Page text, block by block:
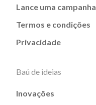
Lance uma campanha
Termos e condições
Privacidade
Baú de ideias
Inovações